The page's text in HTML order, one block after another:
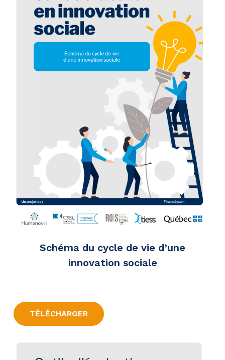
Schéma du cycle de vie d’une
innovation sociale
TÉLÉCHARGER